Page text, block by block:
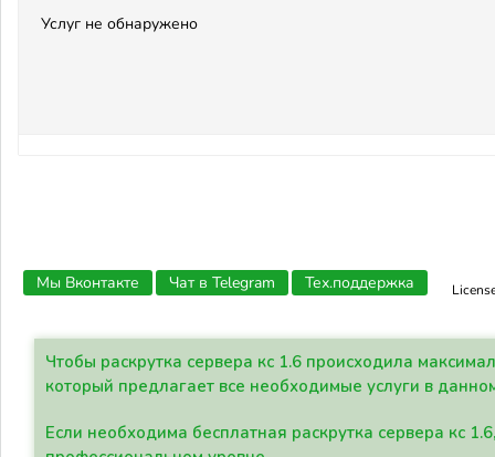
Услуг не обнаружено
Мы Вконтакте Чат в Telegram Тех.поддержка
Чтобы раскрутка сервера кс 1.6 происходила
который предлагает все необходимые услуги в
Если необходима бесплатная раскрутка сервера кс